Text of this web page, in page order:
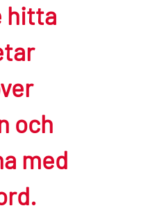
hitta
och
med